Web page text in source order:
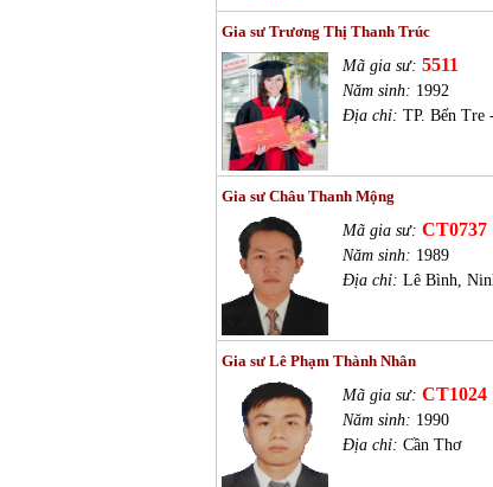
Gia sư Trương Thị Thanh Trúc
Mã gia sư: 5511
Năm sinh: 1992
Địa chỉ: TP. Bến Tre
Gia sư Châu Thanh Mộng
Mã gia sư: CT0737
Năm sinh: 1989
Địa chỉ: Lê Bình,
Gia sư Lê Phạm Thành Nhân
Mã gia sư: CT1024
Năm sinh: 1990
Địa chỉ: Cần Thơ